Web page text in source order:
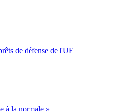
de défense de l'UE
à la normale »